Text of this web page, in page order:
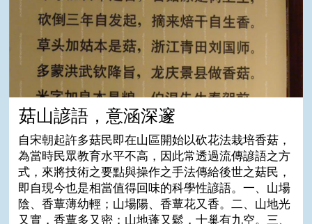
菇山諺語，意涵深邃
自宋朝起許多菇民即在山區開始以砍花法栽培香菇，
為當時民眾教育水平不高，因此常透過流傳諺語之方
式，來將技術之要點與操作之手法傳給後世之菇民，
即自現今也是相當值得回味的科學性諺語。一、山場
陰、香蕈薄幼輕；山場陽、香蕈花又香。二、山地光
又實，香蕈多又密；山地蓬又鬆，十巢有九空。三、